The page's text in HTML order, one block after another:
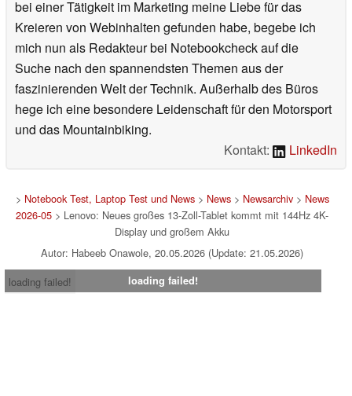
bei einer Tätigkeit im Marketing meine Liebe für das
Kreieren von Webinhalten gefunden habe, begebe ich
mich nun als Redakteur bei Notebookcheck auf die
Suche nach den spannendsten Themen aus der
faszinierenden Welt der Technik. Außerhalb des Büros
hege ich eine besondere Leidenschaft für den Motorsport
und das Mountainbiking.
Kontakt:
LinkedIn
> Notebook Test, Laptop Test und News> News> Newsarchiv> News
2026-05 > Lenovo: Neues großes 13-Zoll-Tablet kommt mit 144Hz 4K-
Display und großem Akku
Autor: Habeeb Onawole, 20.05.2026 (Update: 21.05.2026)
loading failed!
loading failed!